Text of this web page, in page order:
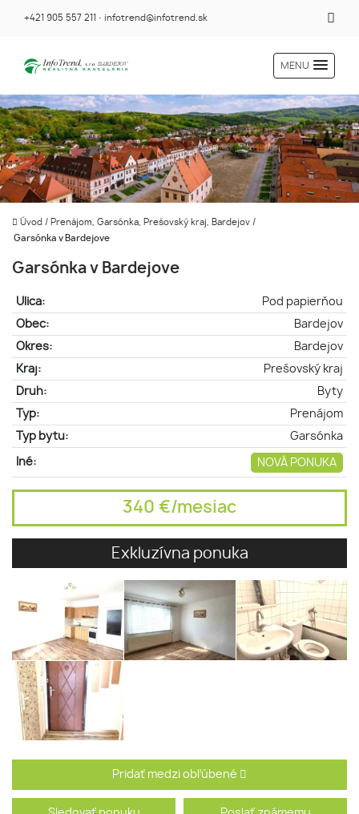
+421 905 557 211 · infotrend@infotrend.sk
MENU
Úvod / Prenájom, Garsónka, Prešovský kraj, Bardejov /
Garsónka v Bardejove
Garsónka v Bardejove
Ulica:
Pod papierňou
Obec:
Bardejov
Okres:
Bardejov
Kraj:
Prešovský kraj
Druh:
Byty
Typ:
Prenájom
Typ bytu:
Garsónka
Iné: NOVÁ PONUKA
340 €/mesiac
Exkluzívna ponuka
Pridať medzi obľúbené